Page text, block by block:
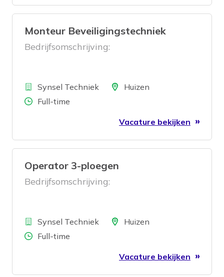
Monteur Beveiligingstechniek
Bedrijfsomschrijving:
BedrijfSynsel Techniek LocatieHuizen
Aantal uren
Full-time
Vacature bekijken
Operator 3-ploegen
Bedrijfsomschrijving:
BedrijfSynsel Techniek LocatieHuizen
Aantal uren
Full-time
Vacature bekijken